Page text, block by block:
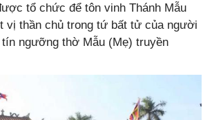
tổ chức để tôn vinh Thánh Mẫu
vị thần chủ trong tứ bất tử của người
ngưỡng thờ Mẫu (Mẹ) truyền